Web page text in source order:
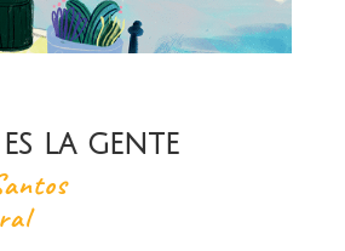
la gente